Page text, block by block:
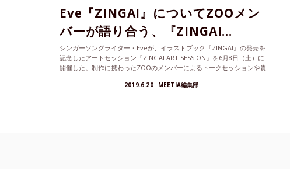
Eve『ZINGAI』についてZOOメン
バーが語り合う、『ZINGAI...
シンガーソングライター・Eveが、イラストブック『ZINGAI』の発売を
記念したアートセッション『ZINGAI ART SESSION』を6月8日（土）に
開催した。制作に携わったZOOのメンバーによるトークセッションや貴
2019.6.20 MEETIA編集部